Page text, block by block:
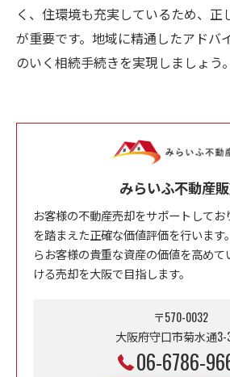
く、住環境も充実しているため、正
が重要です。地域に精通したアドバ
のいく相続手続きを実現しましょう。
みらいふ不動産
お客様の不動産売却をサポートしてお
を踏まえた正確な価値評価を行いま
らお客様の貴重な資産の価値を高め
ける売却を大阪で目指します。
〒570-0032
大阪府守口市菊水通3-
06-6786-